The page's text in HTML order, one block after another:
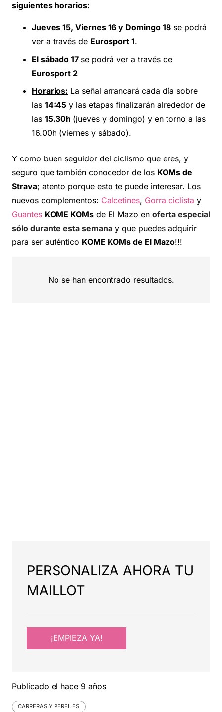
siguientes horarios:
Jueves 15, Viernes 16 y Domingo 18 se podrá
ver a través de Eurosport 1.
El sábado 17 se podrá ver a través de
Eurosport 2
Horarios: La señal arrancará cada día sobre
las 14:45 y las etapas finalizarán alrededor de
las 15.30h (jueves y domingo) y en torno a las
16.00h (viernes y sábado).
Y como buen seguidor del ciclismo que eres, y
seguro que también conocedor de los KOMs de
Strava; atento porque esto te puede interesar. Los
nuevos complementos: Calcetines, Gorra ciclista y
Guantes KOME KOMs de El Mazo en oferta especial
sólo durante esta semana y que puedes adquirir
para ser auténtico KOME KOMs de El Mazo!!!
No se han encontrado resultados.
PERSONALIZA AHORA TU
MAILLOT
¡EMPIEZA YA!
Publicado el hace 9 años
CARRERAS Y PERFILES